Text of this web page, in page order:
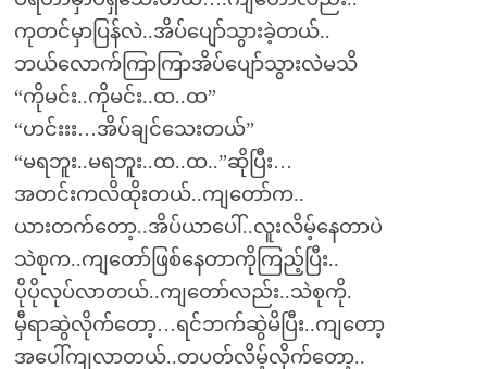
ကုတင်မှာပြန်လဲ..အိပ်ပျော်သွားခဲ့တယ်..
ဘယ်လောက်ကြာကြာအိပ်ပျော်သွားလဲမသိ
“ကိုမင်း..ကိုမင်း..ထ..ထ”
“ဟင်းးး…အိပ်ချင်သေးတယ်”
“မရဘူး..မရဘူး..ထ..ထ..”ဆိုပြီး…
အတင်းကလိထိုးတယ်..ကျတော်က..
ယားတက်တော့..အိပ်ယာပေါ်..လူးလိမ့်နေတာပဲ
သဲစုက..ကျတော်ဖြစ်နေတာကိုကြည့်ပြီး..
ပိုပိုလုပ်လာတယ်..ကျတော်လည်း..သဲစုကို.
မှီရာဆွဲလိုက်တော့…ရင်ဘက်ဆွဲမိပြီး..ကျတော့
အပေါ်ကျလာတယ်..တပတ်လိမ့်လိုက်တော့..